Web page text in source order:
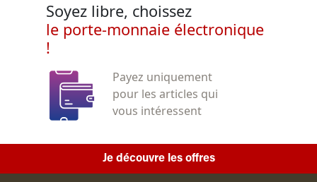
Soyez libre, choissez
le porte-monnaie électronique
!
Payez uniquement
pour les articles qui
vous intéressent
Je découvre les offres